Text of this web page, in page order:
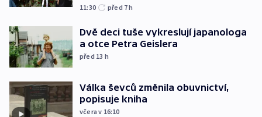
11:30 před 7h
Dvě deci tuše vykreslují japanologa
a otce Petra Geislera
před 13 h
Válka ševců změnila obuvnictví,
popisuje kniha
včera v 16:10